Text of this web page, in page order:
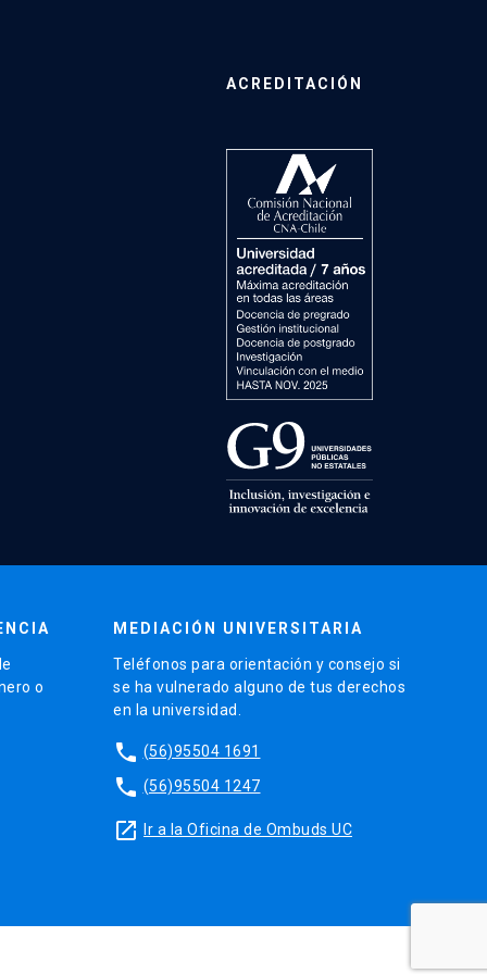
ACREDITACIÓN
o
MEDIACIÓN UNIVERSITARIA
Teléfonos para orientación y consejo si
se ha vulnerado alguno de tus derechos
en la universidad.
phone (56)95504 1691
phone (56)95504 1247
launch Ir a la Oficina de Ombuds UC